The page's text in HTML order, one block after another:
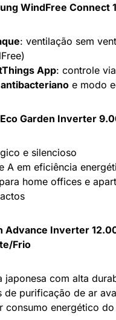
WindFree Connect
: ventilação sem
App: controle
e modo
Garden Inverter
e silencioso
A em eficiência
home offices e
Advance Inverter
Frio
japonesa com alta
de purificação de ar
consumo energético